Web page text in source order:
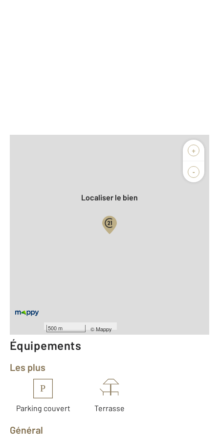
+
-
500 m ©Mappy
Biens vendus
Localiser le bien
Année construction : 2007
Équipements
Les plus
P
Parking couvert Terrasse
Général